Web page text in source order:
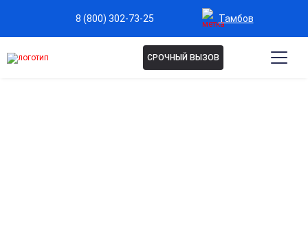
8 (800) 302-73-25 Тамбов
СРОЧНЫЙ ВЫЗОВ